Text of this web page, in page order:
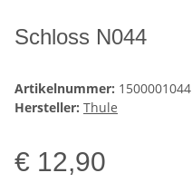
Schloss N044
Artikelnummer: 1500001044
Hersteller: Thule
€ 12,90